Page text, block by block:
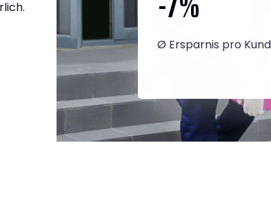
Ø Ersparnis pro